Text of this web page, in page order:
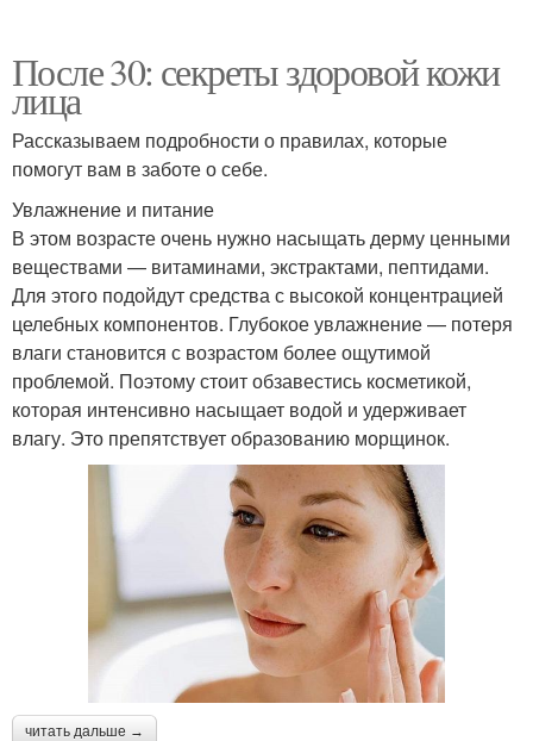
После 30: секреты здоровой кожи
лица
Рассказываем подробности о правилах, которые
помогут вам в заботе о себе.
Увлажнение и питание
В этом возрасте очень нужно насыщать дерму ценными
веществами — витаминами, экстрактами, пептидами.
Для этого подойдут средства с высокой концентрацией
целебных компонентов. Глубокое увлажнение — потеря
влаги становится с возрастом более ощутимой
проблемой. Поэтому стоит обзавестись косметикой,
которая интенсивно насыщает водой и удерживает
влагу. Это препятствует образованию морщинок.
читать дальше →